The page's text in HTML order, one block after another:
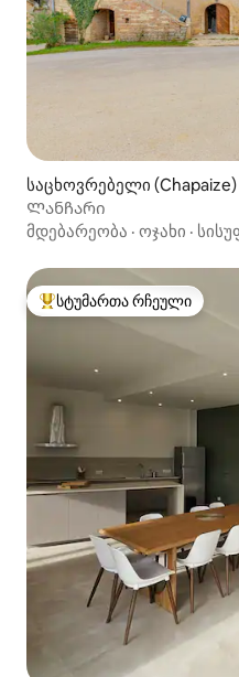
საცხოვრებელი (Chapaize)
Ლანჩარი
მდებარეობა · ოჯახი ·
სტუმართა რჩეული მოწინავე
სტუმართა რჩეული